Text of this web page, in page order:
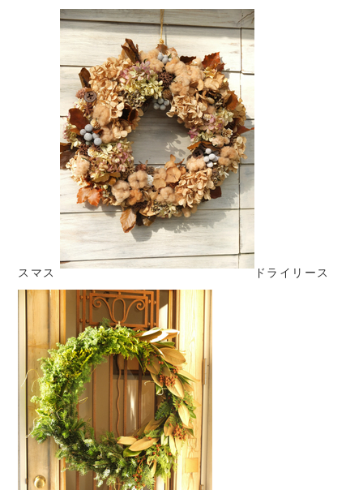
スマス ドライリース